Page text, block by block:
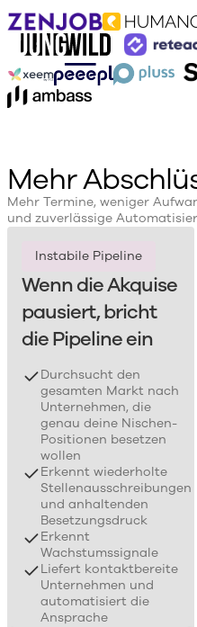
Mehr
Mehr Termine, weniger
und zuverlässige
Instabile Pipeline
Wenn die Akquise
pausiert, bricht
die Pipeline ein
Durchsucht den
gesamten Markt nach
Unternehmen, die
genau deine Nischen-
Positionen besetzen
wollen
Erkennt wiederholte
Stellenausschreibungen
und anhaltenden
Besetzungsdruck
Erkennt
Wachstumssignale
Liefert kontaktbereite
Unternehmen und
automatisiert die
Ansprache